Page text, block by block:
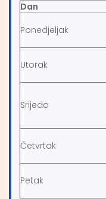
Dan
Ponedjeljak
Utorak
Srijeda
Četvrtak
Petak